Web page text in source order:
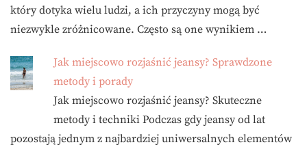
który dotyka wielu ludzi, a ich przyczyny mogą być
niezwykle zróżnicowane. Często są one wynikiem …
Jak miejscowo rozjaśnić jeansy? Sprawdzone
metody i porady
Jak miejscowo rozjaśnić jeansy? Skuteczne
metody i techniki Podczas gdy jeansy od lat
pozostają jednym z najbardziej uniwersalnych elementów